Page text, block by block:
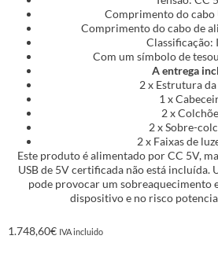
Comprimento do cabo
Comprimento do cabo de
Classificação:
Com um símbolo de
A entrega
2 x Estrutura
1 x
2 x
2 x Sobre-
2 x Faixas de
Este produto é alimentado por CC 5V,
USB de 5V certificada não está incluída.
pode provocar um sobreaquecimento
dispositivo e no risco
1.748,60€ IVA incluido